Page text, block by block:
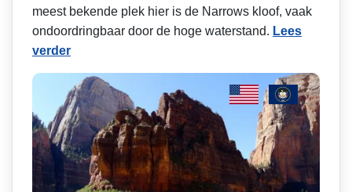
meest bekende plek hier is de Narrows kloof, vaak
ondoordringbaar door de hoge waterstand. Lees
verder